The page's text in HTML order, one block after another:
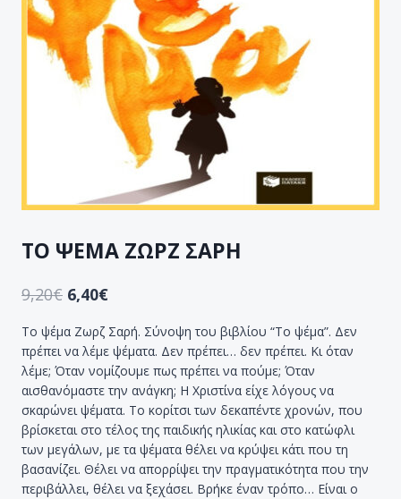
ΤΟ ΨΕΜΑ ΖΩΡΖ ΣΑΡΗ
9,20€ 6,40€
Το ψέμα Ζωρζ Σαρή. Σύνοψη του βιβλίου “Το ψέμα”. Δεν
πρέπει να λέμε ψέματα. Δεν πρέπει… δεν πρέπει. Κι όταν
λέμε; Όταν νομίζουμε πως πρέπει να πούμε; Όταν
αισθανόμαστε την ανάγκη; Η Χριστίνα είχε λόγους να
σκαρώνει ψέματα. Το κορίτσι των δεκαπέντε χρονών, που
βρίσκεται στο τέλος της παιδικής ηλικίας και στο κατώφλι
των μεγάλων, με τα ψέματα θέλει να κρύψει κάτι που τη
βασανίζει. Θέλει να απορρίψει την πραγματικότητα που την
περιβάλλει, θέλει να ξεχάσει. Βρήκε έναν τρόπο… Είναι ο